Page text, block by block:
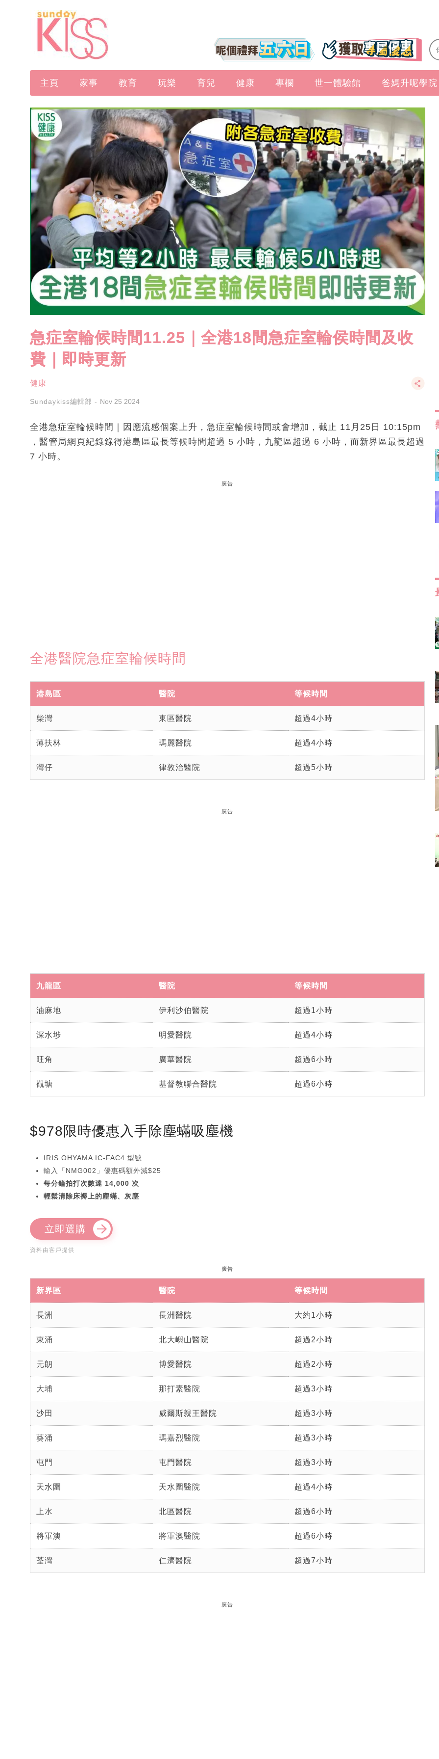
主頁 家事 教育 玩樂 育兒 健康 專欄 世一體驗館 爸媽升呢學院
急症室輪候時間11.25｜全港18間急症室輪侯時間及收
費｜即時更新
健康
Sundaykiss編輯部 Nov 25 2024
全港急症室輪候時間｜因應流感個案上升，急症室輪候時間或會增加，截止 11月25日 10:15pm
，醫管局網頁紀錄錄得港島區最長等候時間超過 5 小時，九龍區超過 6 小時，而新界區最長超過
7 小時。
廣告
全港醫院急症室輪候時間
港島區 醫院 等候時間
柴灣 東區醫院 超過4小時
薄扶林 瑪麗醫院 超過4小時
灣仔 律敦治醫院 超過5小時
廣告
九龍區 醫院 等候時間
油麻地 伊利沙伯醫院 超過1小時
深水埗 明愛醫院 超過4小時
旺角 廣華醫院 超過6小時
觀塘 基督教聯合醫院 超過6小時
$978限時優惠入手除塵蟎吸塵機
IRIS OHYAMA IC-FAC4 型號
輸入「NMG002」優惠碼額外減$25
每分鐘拍打次數達 14,000 次
輕鬆清除床褥上的塵蟎、灰塵
立即選購
資料由客戶提供
廣告
新界區 醫院 等候時間
長洲 長洲醫院 大約1小時
東涌 北大嶼山醫院 超過2小時
元朗 博愛醫院 超過2小時
大埔 那打素醫院 超過3小時
沙田 威爾斯親王醫院 超過3小時
葵涌 瑪嘉烈醫院 超過3小時
屯門 屯門醫院 超過3小時
天水圍 天水圍醫院 超過4小時
上水 北區醫院 超過6小時
將軍澳 將軍澳醫院 超過6小時
荃灣 仁濟醫院 超過7小時
廣告